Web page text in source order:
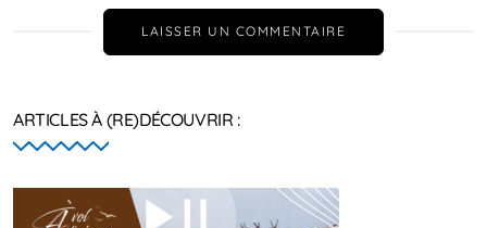
LAISSER UN COMMENTAIRE
ARTICLES À (RE)DÉCOUVRIR :